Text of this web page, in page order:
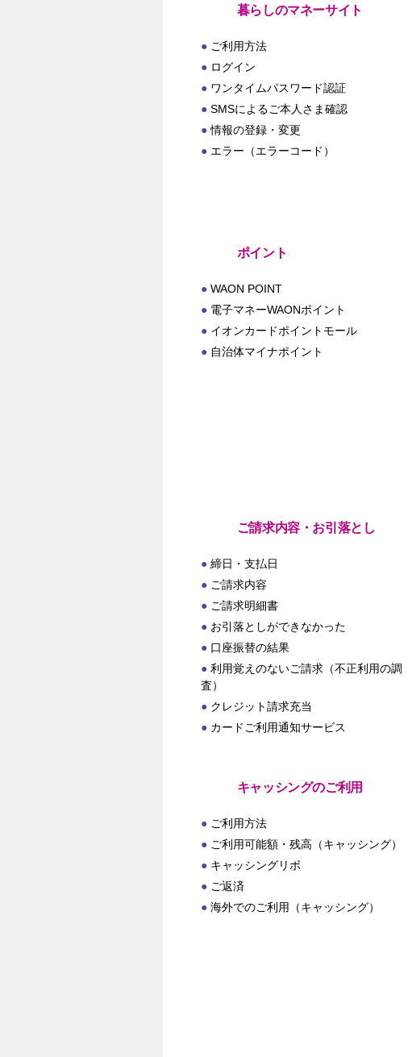
暮らしのマネーサイト
ご利用方法
ログイン
ワンタイムパスワード認証
SMSによるご本人さま確認
情報の登録・変更
エラー（エラーコード）
ポイント
WAON POINT
電子マネーWAONポイント
イオンカードポイントモール
自治体マイナポイント
ご請求内容・お引落とし
締日・支払日
ご請求内容
ご請求明細書
お引落としができなかった
口座振替の結果
利用覚えのないご請求（不正利用の調
査）
クレジット請求充当
カードご利用通知サービス
キャッシングのご利用
ご利用方法
ご利用可能額・残高（キャッシング）
キャッシングリボ
ご返済
海外でのご利用（キャッシング）